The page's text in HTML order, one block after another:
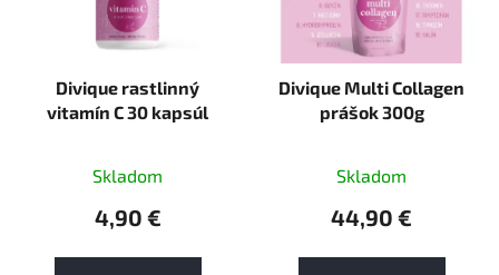
Divique rastlinný
vitamín C 30 kapsúl
Skladom
4,90 €
Divique Multi Collagen
prášok 300g
Skladom
44,90 €